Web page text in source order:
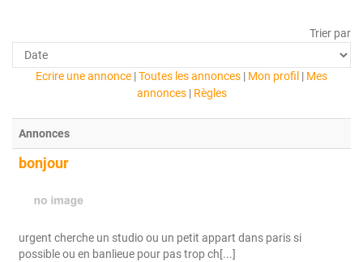
Trier par
Ecrire une annonce |Toutes les annonces | Mon profil | Mes
annonces| Règles
Annonces
bonjour
urgent cherche un studio ou un petit appart dans paris si
possible ou en banlieue pour pas trop ch[...]